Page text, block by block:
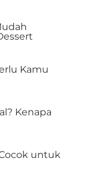
Kamu
Kenapa
untuk